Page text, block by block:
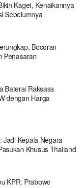
Kaget, Kenaikannya
Sebelumnya
Bocoran
Penasaran
Baterai Raksasa
dengan Harga
Jadi Kepala Negara
Khusus Thailand
KPR: Prabowo